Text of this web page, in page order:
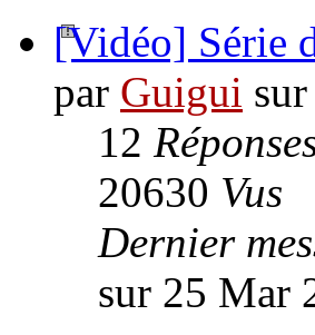
[Vidéo] Série
par Guigui
12
20630 Vus
Dernier
sur 25 Mar